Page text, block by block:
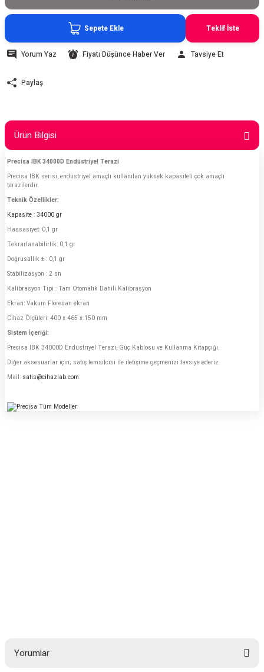
Sepete Ekle Teklif İste
Yorum Yaz Fiyatı Düşünce Haber Ver Tavsiye Et
Paylaş
Ürün Bilgisi
Precisa IBK 34000D Endüstriyel Terazi
Precisa IBK serisi, endüstriyel amaçlı kullanılan yüksek kapasiteli çok amaçlı
terazilerdir.
Teknik Özellikler:
Kapasite : 34000 gr
Hassasiyet: 0,1 gr
Tekrarlanabilirlik: 0,1 gr
Doğrusallık ± : 0,1 gr
Stabilizasyon : 2 sn
Kalibrasyon Tipi : Tam Otomatik Dahili Kalibrasyon
Ekran: Vakum Floresan ekran
Cihaz Ölçüleri: 400 x 465 x 150 mm
Sistem İçeriği:
Precisa IBK 34000D Endüstriyel Terazi, Güç Kablosu ve Kullanma Kitapçığı.
Diğer aksesuarlar için; satış temsilcisi ile iletişime geçmenizi tavsiye ederiz.
Mail: satis@cihazlab.com
Yorumlar